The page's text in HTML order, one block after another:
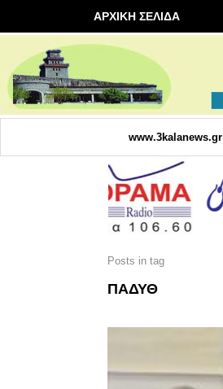
ΑΡΧΙΚΗ ΣΕΛΙΔΑ
www.3kalanews.gr
Posts in tag
ΠΑΔΥΘ